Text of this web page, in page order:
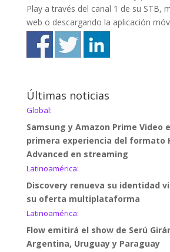
Play a través del canal 1 de su STB,
web o descargando la aplicación
Últimas noticias
Global:
Samsung y Amazon Prime Video
primera experiencia del formato
Advanced en streaming
Latinoamérica:
Discovery renueva su identidad
su oferta multiplataforma
Latinoamérica:
Flow emitirá el show de Serú
Argentina, Uruguay y Paraguay